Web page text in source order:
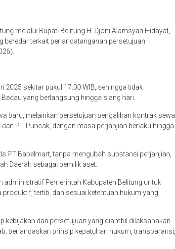
melalui Bupati Belitung H. Djoni Alamsyah Hidayat,
terkait penandatanganan persetujuan
2025 sekitar pukul 17.00 WIB, sehingga tidak
yang berlangsung hingga siang hari.
baru, melainkan persetujuan pengalihan kontrak sewa
PT Puncak, dengan masa perjanjian berlaku hingga
PT Babelmart, tanpa mengubah substansi perjanjian,
Daerah sebagai pemilik aset.
administratif Pemerintah Kabupaten Belitung untuk
tertib, dan sesuai ketentuan hukum yang
kebijakan dan persetujuan yang diambil dilaksanakan
berlandaskan prinsip kepatuhan hukum, transparansi,